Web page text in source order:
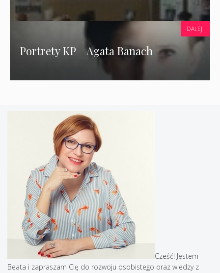
Portrety KP – Agata Banach
DALEJ
Cześć! Jestem
Beata i zapraszam Cię do rozwoju osobistego oraz wiedzy z